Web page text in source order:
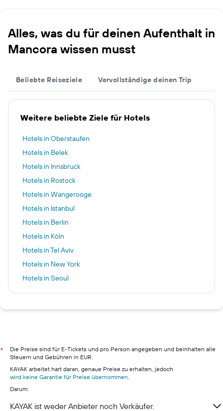
Alles, was du für deinen Aufenthalt in
Mancora wissen musst
Beliebte Reiseziele Vervollständige deinen Trip
Weitere beliebte Ziele für Hotels
Hotels in Oberstaufen
Hotels in Belek
Hotels in Innsbruck
Hotels in Rostock
Hotels in Wangerooge
Hotels in Istanbul
Hotels in Berlin
Hotels in Köln
Hotels in Tel Aviv
Hotels in New York
Hotels in Seoul
Hotels in Osnabrück
Hotels in Hamburg
Hotels in Pillig
Hotels in Warnemünde
Hotels in Neustadt in Holstein
Hotels in München
*
Die Preise sind für E-Tickets und pro Person angegeben und beinhalten alle
Steuern und Gebühren in EUR.
KAYAK arbeitet hart daran, genaue Preise zu erhalten, jedoch
wird keine Garantie für Preise übernommen.
Darum:
KAYAK ist weder Anbieter noch Verkäufer.